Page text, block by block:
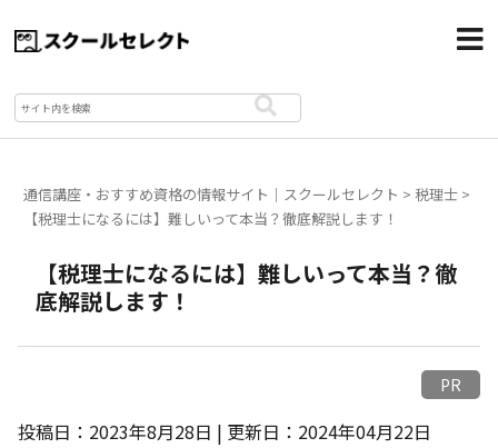
通信講座・おすすめ資格の情報サイト｜スクールセレクト > 税理士 >
【税理士になるには】難しいって本当？徹底解説します！
【税理士になるには】難しいって本当？徹
底解説します！
PR
投稿日：2023年8月28日 | 更新日：2024年04月22日